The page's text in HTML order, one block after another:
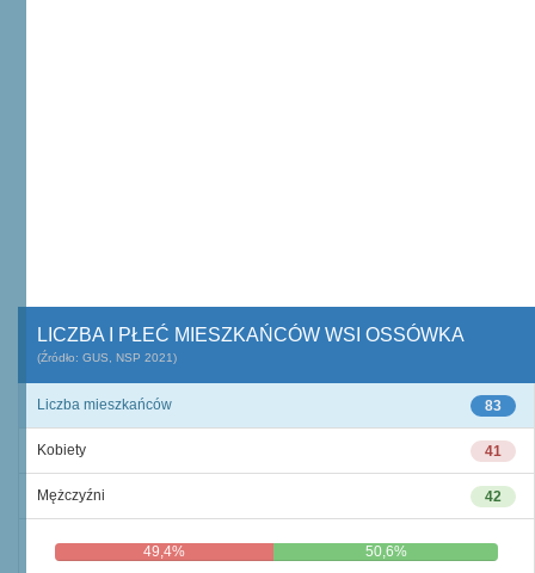
LICZBA I PŁEĆ MIESZKAŃCÓW WSI OSSÓWKA
(Źródło: GUS, NSP 2021)
83
Liczba mieszkańców
41
Kobiety
42
Mężczyźni
49,4% 50,6%